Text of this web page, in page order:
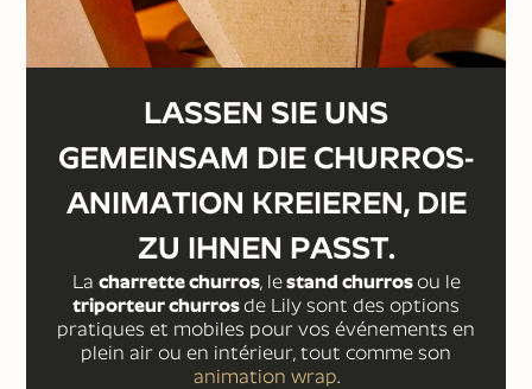
EINEN KOSTENVORANSCHLAG
ANFORDERN ⟶.
LASSEN SIE UNS
GEMEINSAM DIE CHURROS-
ANIMATION KREIEREN, DIE
ZU IHNEN PASST.
La charrette churros, lestand churrosou le
triporteur churros de Lily sont des options
pratiques et mobiles pour vos événements en
plein air ou en intérieur, tout comme son
animation wrap.